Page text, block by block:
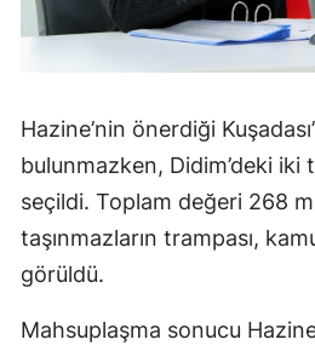
Hazine’nin önerdiği
bulunmazken, Didim’deki iki
seçildi. Toplam değeri 268
taşınmazların trampası,
görüldü.
Mahsuplaşma sonucu